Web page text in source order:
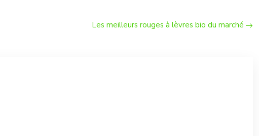
Les meilleurs rouges à lèvres bio du marché